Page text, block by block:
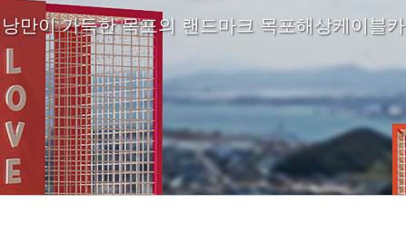
낭만이 가득한 목포의 랜드마크 목포해상케이블카